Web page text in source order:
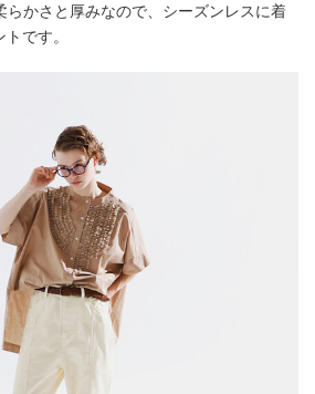
らかさと厚みなので、シーズンレスに着
です。